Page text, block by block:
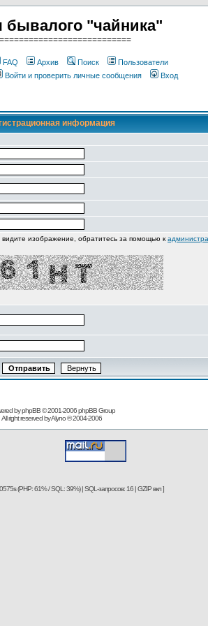
бывалого "чайника"
FAQ Архив Поиск
Пользователи
Войти и проверить личные сообщения Вход
информация
изображение, обратитесь за помощью к
by phpBB © 2001-2006phpBB Group
All right reserved byAlyno® 2004-2006
(PHP: 61% / SQL: 39%) | SQL-запросов: 16 | GZIP вкл ]